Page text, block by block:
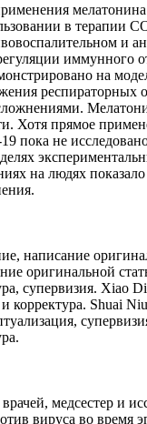
мелатонина
в терапии
и
иммунного
на
респираторных
Хотя прямое
пока не
на людях
написание
оригинальной
супервизия. Xiao
корректура. Shuai
медсестер и
вируса во время